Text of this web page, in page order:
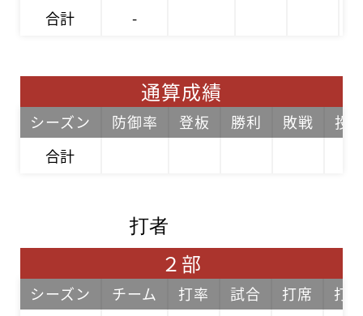
合計 -
通算成績
シーズン 防御率 登板 勝利 敗戦
投
合計
打者
２部
シーズン チーム 打率 試合 打席
打